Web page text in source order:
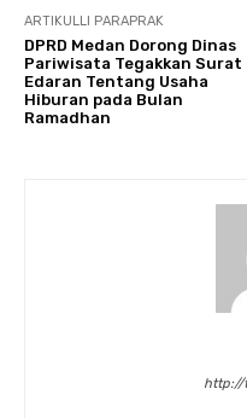
ARTIKULLI PARAPRAK
DPRD Medan Dorong Dinas
Pariwisata Tegakkan Surat
Edaran Tentang Usaha
Hiburan pada Bulan
Ramadhan
http://